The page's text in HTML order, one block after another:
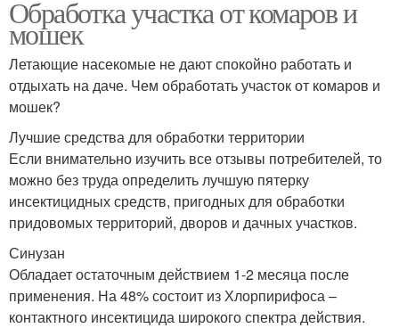
Обработка участка от комаров и
мошек
Летающие насекомые не дают спокойно работать и
отдыхать на даче. Чем обработать участок от комаров и
мошек?
Лучшие средства для обработки территории
Если внимательно изучить все отзывы потребителей, то
можно без труда определить лучшую пятерку
инсектицидных средств, пригодных для обработки
придовомых территорий, дворов и дачных участков.
Синузан
Обладает остаточным действием 1-2 месяца после
применения. На 48% состоит из Хлорпирифоса –
контактного инсектицида широкого спектра действия.